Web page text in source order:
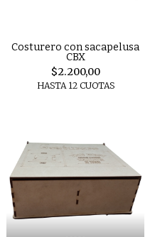
Costurero con sacapelusa
CBX
$2.200,00
HASTA 12 CUOTAS